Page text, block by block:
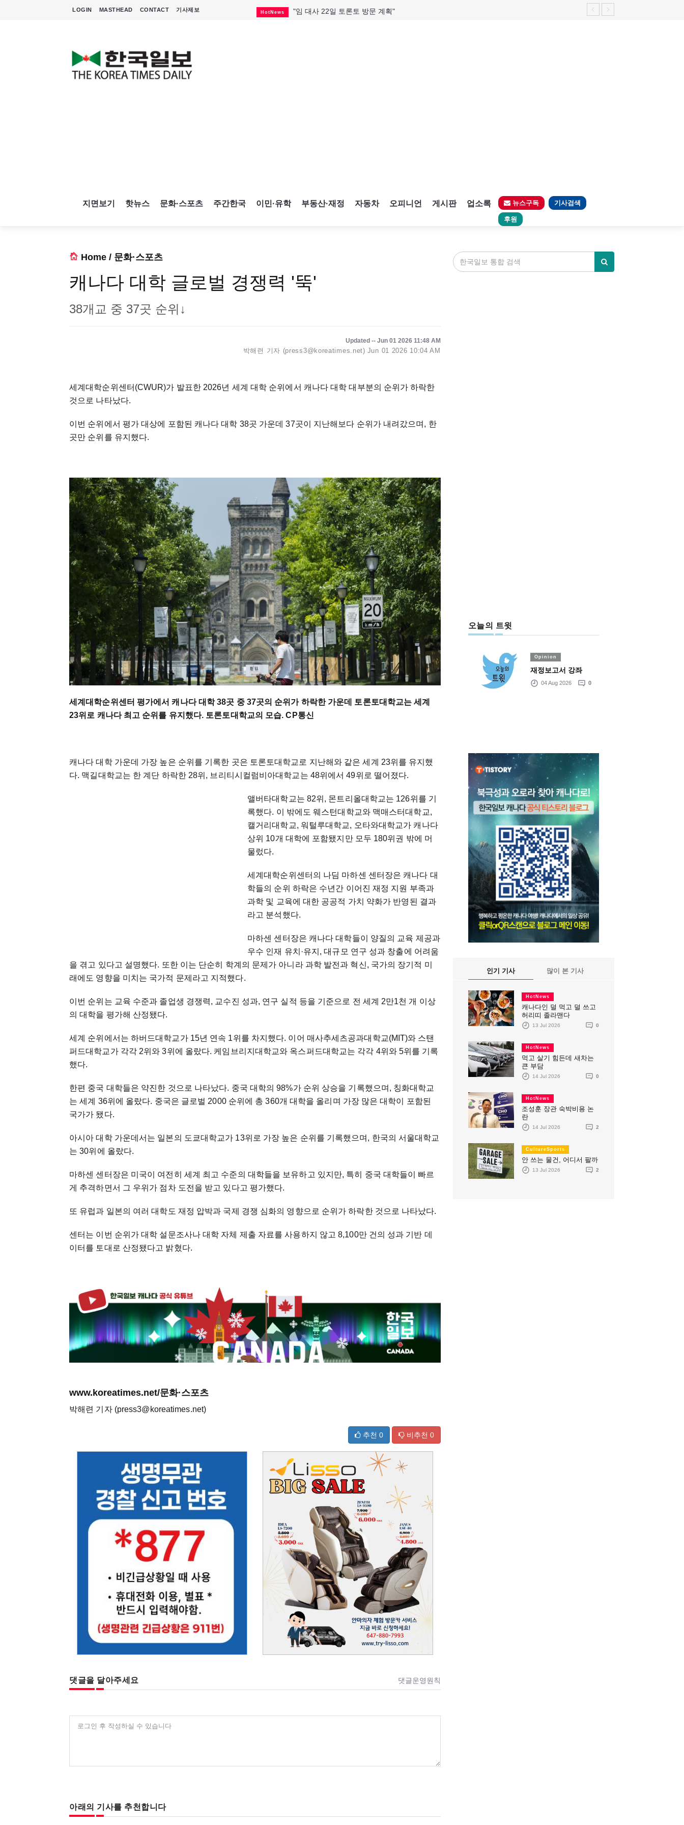
LOGIN MASTHEAD CONTACT 기사제보 HotNews "임 대사 22일 토론토 방문 계획"
지면보기 핫뉴스 문화·스포츠 주간한국 이민·유학 부동산·재정 자동차 오피니언 게시판 업소록 뉴스구독 기사검색
후원
Home / 문화·스포츠
캐나다 대학 글로벌 경쟁력 '뚝'
38개교 중 37곳 순위↓
Updated -- Jun 01 2026 11:48 AM
박해련 기자 (press3@koreatimes.net) Jun 01 2026 10:04 AM
세계대학순위센터(CWUR)가 발표한 2026년 세계 대학 순위에서 캐나다 대학 대부분의 순위가 하락한
것으로 나타났다.
이번 순위에서 평가 대상에 포함된 캐나다 대학 38곳 가운데 37곳이 지난해보다 순위가 내려갔으며, 한
곳만 순위를 유지했다.
세계대학순위센터 평가에서 캐나다 대학 38곳 중 37곳의 순위가 하락한 가운데 토론토대학교는 세계
23위로 캐나다 최고 순위를 유지했다. 토론토대학교의 모습. CP통신
캐나다 대학 가운데 가장 높은 순위를 기록한 곳은 토론토대학교로 지난해와 같은 세계 23위를 유지했
다. 맥길대학교는 한 계단 하락한 28위, 브리티시컬럼비아대학교는 48위에서 49위로 떨어졌다.
앨버타대학교는 82위, 몬트리올대학교는 126위를 기
록했다. 이 밖에도 웨스턴대학교와 맥매스터대학교,
캘거리대학교, 워털루대학교, 오타와대학교가 캐나다
상위 10개 대학에 포함됐지만 모두 180위권 밖에 머
물렀다.
세계대학순위센터의 나딤 마하센 센터장은 캐나다 대
학들의 순위 하락은 수년간 이어진 재정 지원 부족과
과학 및 교육에 대한 공공적 가치 약화가 반영된 결과
라고 분석했다.
마하센 센터장은 캐나다 대학들이 양질의 교육 제공과
우수 인재 유치·유지, 대규모 연구 성과 창출에 어려움
을 겪고 있다고 설명했다. 또한 이는 단순히 학계의 문제가 아니라 과학 발전과 혁신, 국가의 장기적 미
래에도 영향을 미치는 국가적 문제라고 지적했다.
이번 순위는 교육 수준과 졸업생 경쟁력, 교수진 성과, 연구 실적 등을 기준으로 전 세계 2만1천 개 이상
의 대학을 평가해 산정됐다.
세계 순위에서는 하버드대학교가 15년 연속 1위를 차지했다. 이어 매사추세츠공과대학교(MIT)와 스탠
퍼드대학교가 각각 2위와 3위에 올랐다. 케임브리지대학교와 옥스퍼드대학교는 각각 4위와 5위를 기록
했다.
한편 중국 대학들은 약진한 것으로 나타났다. 중국 대학의 98%가 순위 상승을 기록했으며, 칭화대학교
는 세계 36위에 올랐다. 중국은 글로벌 2000 순위에 총 360개 대학을 올리며 가장 많은 대학이 포함된
국가가 됐다.
아시아 대학 가운데서는 일본의 도쿄대학교가 13위로 가장 높은 순위를 기록했으며, 한국의 서울대학교
는 30위에 올랐다.
마하센 센터장은 미국이 여전히 세계 최고 수준의 대학들을 보유하고 있지만, 특히 중국 대학들이 빠르
게 추격하면서 그 우위가 점차 도전을 받고 있다고 평가했다.
또 유럽과 일본의 여러 대학도 재정 압박과 국제 경쟁 심화의 영향으로 순위가 하락한 것으로 나타났다.
센터는 이번 순위가 대학 설문조사나 대학 자체 제출 자료를 사용하지 않고 8,100만 건의 성과 기반 데
이터를 토대로 산정됐다고 밝혔다.
www.koreatimes.net/문화·스포츠
박해련 기자 (press3@koreatimes.net)
추천 0 비추천 0
댓글을 달아주세요 댓글운영원칙
로그인 후 작성하실 수 있습니다
아래의 기사를 추천합니다
오늘의 트윗
Opinion
재정보고서 강좌
04 Aug 2026 0
인기 기사 많이 본 기사
HotNews
캐나다인 덜 먹고 덜 쓰고
허리띠 졸라맨다
13 Jul 2026 0
HotNews
먹고 살기 힘든데 새차는
큰 부담
14 Jul 2026 0
HotNews
조성훈 장관 숙박비용 논
란
14 Jul 2026 2
CultureSports
안 쓰는 물건, 어디서 팔까
13 Jul 2026 2